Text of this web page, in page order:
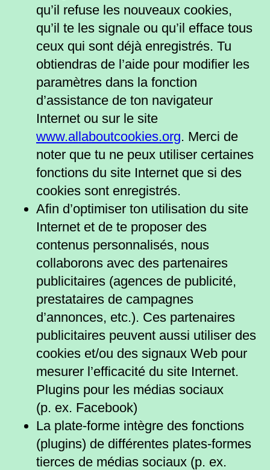
qu’il refuse les nouveaux cookies,
qu’il te les signale ou qu’il efface tous
ceux qui sont déjà enregistrés. Tu
obtiendras de l’aide pour modifier les
paramètres dans la fonction
d’assistance de ton navigateur
Internet ou sur le site
www.allaboutcookies.org. Merci de
noter que tu ne peux utiliser certaines
fonctions du site Internet que si des
cookies sont enregistrés.
Afin d’optimiser ton utilisation du site
Internet et de te proposer des
contenus personnalisés, nous
collaborons avec des partenaires
publicitaires (agences de publicité,
prestataires de campagnes
d’annonces, etc.). Ces partenaires
publicitaires peuvent aussi utiliser des
cookies et/ou des signaux Web pour
mesurer l’efficacité du site Internet.
Plugins pour les médias sociaux
(p. ex. Facebook)
La plate-forme intègre des fonctions
(plugins) de différentes plates-formes
tierces de médias sociaux (p. ex.